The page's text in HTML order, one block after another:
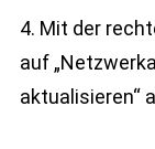
4. Mit der
auf
aktualisieren“